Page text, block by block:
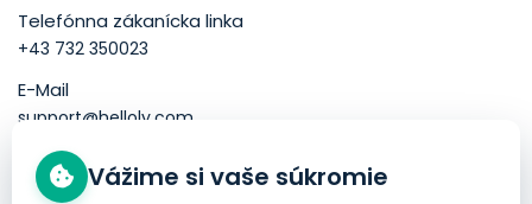
Telefónna zákanícka linka
+43 732 350023
E-Mail
support@helloly.com
Dobré vedieťVážime si vaše súkromie